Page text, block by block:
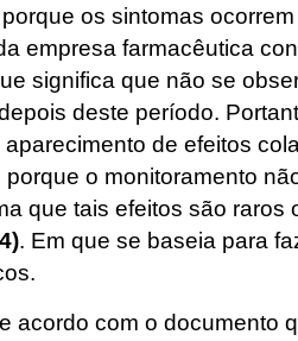
os sintomas
empresa farmacêutica
significa que não se
deste período.
de efeitos
o monitoramento
que tais efeitos são
. Em que se baseia para
acordo com o documento